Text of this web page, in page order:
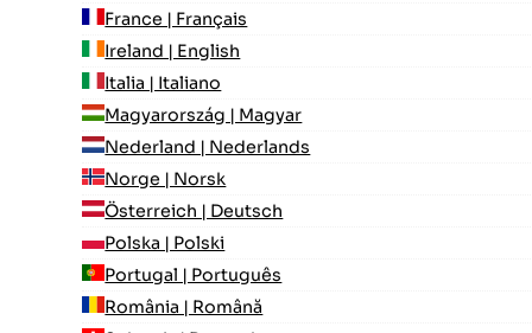
France | Français
Ireland | English
Italia | Italiano
Magyarország | Magyar
Nederland | Nederlands
Norge | Norsk
Österreich | Deutsch
Polska | Polski
Portugal | Português
România | Română